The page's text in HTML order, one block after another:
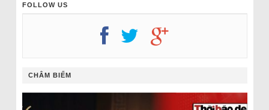
FOLLOW US
CHÂM BIẾM